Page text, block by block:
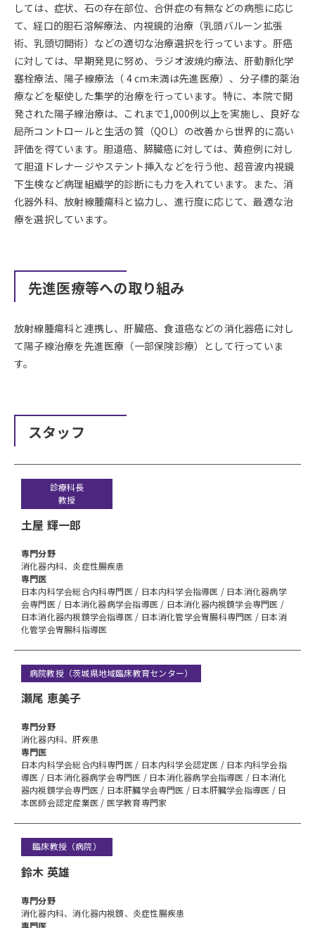
しては、症状、石の存在部位、合併症の有無などの病態に応じ
て、経口的胆石溶解療法、内視鏡的治療（乳頭バルーン拡張
術、乳頭切開術）などの適切な治療選択を行っています。肝癌
に対しては、早期発見に努め、ラジオ波焼灼療法、肝動脈化学
塞栓療法、陽子線療法（ 4 cm未満は先進医療）、分子標的薬治
療などを駆使した集学的治療を行っています。特に、本院で開
発された陽子線治療は、これまで1,000例以上を実施し、良好な
局所コントロールと生活の質（QOL）の改善から世界的に高い
評価を得ています。胆道癌、膵臓癌に対しては、黄疸例に対し
て胆道ドレナージやステント挿入などを行う他、超音波内視鏡
下生検など病理組織学的診断にも力を入れています。また、消
化器外科、放射線腫瘍科と協力し、進行度に応じて、最適な治
療を選択しています。
先進医療等への取り組み
放射線腫瘍科と連携し、肝臓癌、食道癌などの消化器癌に対し
て陽子線治療を先進医療（一部保険診療）として行っていま
す。
スタッフ
診療科長
教授
土屋 輝一郎
専⾨分野
消化器内科、炎症性腸疾患
専門医
日本内科学会総合内科専門医 / 日本内科学会指導医 / 日本消化器病学
会専門医 / 日本消化器病学会指導医 / 日本消化器内視鏡学会専門医 /
日本消化器内視鏡学会指導医 / 日本消化管学会胃腸科専門医 / 日本消
化管学会胃腸科指導医
病院教授（茨城県地域臨床教育センター）
瀬尾 恵美子
専⾨分野
消化器内科、肝疾患
専門医
日本内科学会総合内科専門医 / 日本内科学会認定医 / 日本内科学会指
導医 / 日本消化器病学会専門医 / 日本消化器病学会指導医 / 日本消化
器内視鏡学会専門医 / 日本肝臓学会専門医 / 日本肝臓学会指導医 / 日
本医師会認定産業医 / 医学教育専門家
臨床教授（病院）
鈴木 英雄
専⾨分野
消化器内科、消化器内視鏡、炎症性腸疾患
専門医